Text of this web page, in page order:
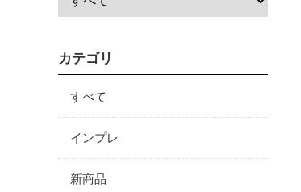
カテゴリ
すべて
インプレ
新商品